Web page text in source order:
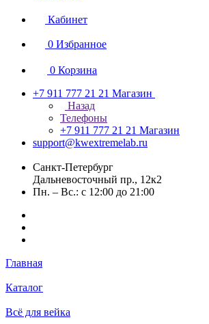
Кабинет
0 Избранное
0 Корзина
+7 911 777 21 21 Магазин
Назад
Телефоны
+7 911 777 21 21 Магазин
support@kwextremelab.ru
Санкт-Петербург
Дальневосточный пр., 12к2
Пн. – Вс.: с 12:00 до 21:00
Главная
Каталог
Всё для вейка